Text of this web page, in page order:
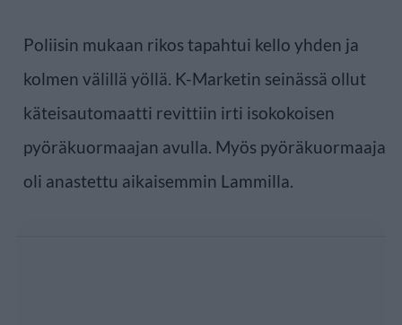
Poliisin mukaan rikos tapahtui kello yhden ja
kolmen välillä yöllä. K-Marketin seinässä ollut
käteisautomaatti revittiin irti isokokoisen
pyöräkuormaajan avulla. Myös pyöräkuormaaja
oli anastettu aikaisemmin Lammilla.